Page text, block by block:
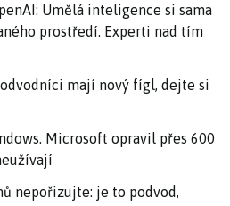
Umělá inteligence si sama
prostředí. Experti nad tím
mají nový fígl, dejte si
Microsoft opravil přes 600
nepořizujte: je to podvod,